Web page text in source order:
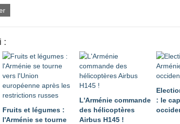
:
Fruits et légumes :
l'Arménie se tourne
L'Arménie commande
des hélicoptères
Airbus H145 !
: le